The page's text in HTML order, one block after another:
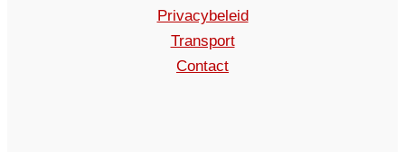
Privacybeleid
Transport
Contact